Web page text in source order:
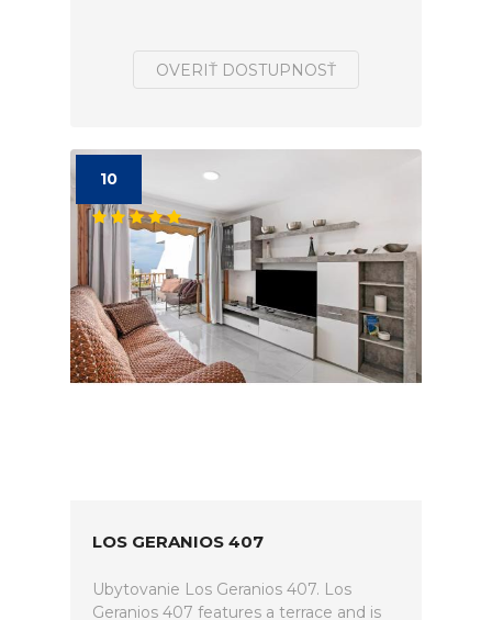
OVERIŤ DOSTUPNOSŤ
10
LOS GERANIOS 407
Ubytovanie Los Geranios 407. Los
Geranios 407 features a terrace and is